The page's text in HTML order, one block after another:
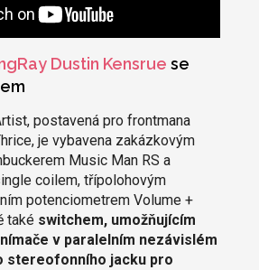
Dustin Kensrue se
postavená pro frontmana
je vybavena zakázkovým
Music Man RS a
coilem, třípolohovým
potenciometrem Volume +
také switchem, umožňujícím
v paralelním nezávislém
stereofonního jacku pro